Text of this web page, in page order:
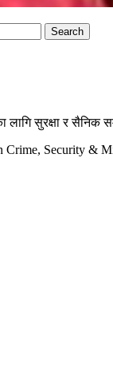
सुरक्षा र सैनिक
Crime, Security &